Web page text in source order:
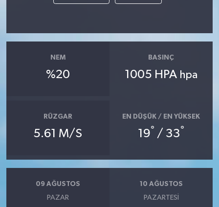
NEM
%20
BASINÇ
1005 HPA hpa
RÜZGAR
5.61 M/S
EN DÜŞÜK / EN YÜKSEK
19° / 33°
09 AĞUSTOS
PAZAR
10 AĞUSTOS
PAZARTESI